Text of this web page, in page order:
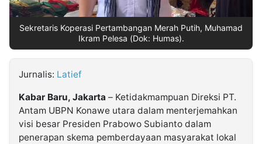
Sekretaris Koperasi Pertambangan Merah Putih, Muhamad
Ikram Pelesa (Dok: Humas).
Jurnalis: Latief
Kabar Baru, Jakarta – Ketidakmampuan Direksi PT.
Antam UBPN Konawe utara dalam menterjemahkan
visi besar Presiden Prabowo Subianto dalam
penerapan skema pemberdayaan masyarakat lokal